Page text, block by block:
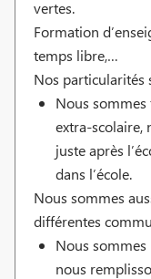
vertes.
Formation
temps libre,…
Nos particularités
Nous
extra-scolaire,
juste après
dans l’école.
Nous sommes
différentes
Nous sommes
nous